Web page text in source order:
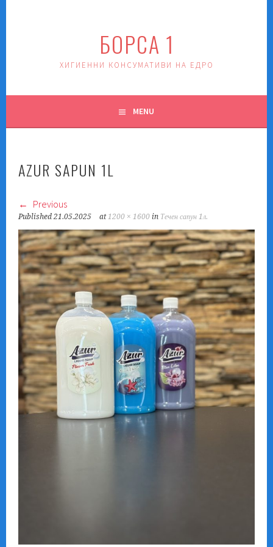
БОРСА 1
ХИГИЕННИ КОНСУМАТИВИ НА ЕДРО
MENU
AZUR SAPUN 1L
Previous
Published21.05.2025 at1200 × 1600 in Течен сапун 1л.